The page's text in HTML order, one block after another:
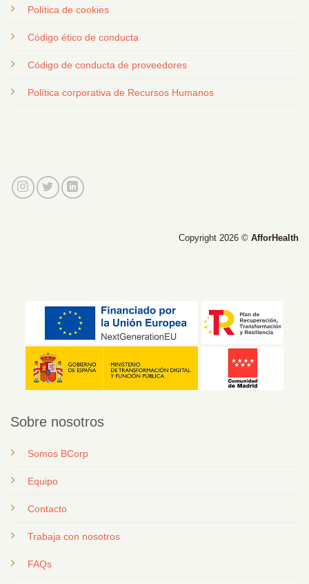
Política de cookies
Código ético de conducta
Código de conducta de proveedores
Política corporativa de Recursos Humanos
Copyright 2026 © AfforHealth
Sobre nosotros
Somos BCorp
Equipo
Contacto
Trabaja con nosotros
FAQs